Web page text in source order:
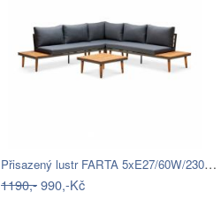
Přisazený lustr FARTA 5xE27/60W/230V…
1190,-990,-Kč